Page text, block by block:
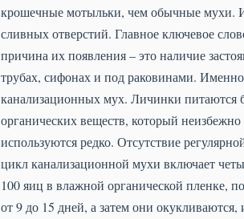
крошечные мотыльки, чем обычные мухи.
сливных отверстий. Главное ключевое
причина их появления – это наличие
трубах, сифонах и под раковинами.
канализационных мух. Личинки питаются
органических веществ, который
используются редко. Отсутствие
цикл канализационной мухи включает
100 яиц в влажной органической пленке,
от 9 до 15 дней, а затем они